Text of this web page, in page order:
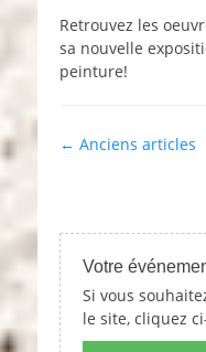
Retrouvez les
sa nouvelle
peinture!
Navigation
← Anciens articles
Votre
Si vous
le site, cliquez